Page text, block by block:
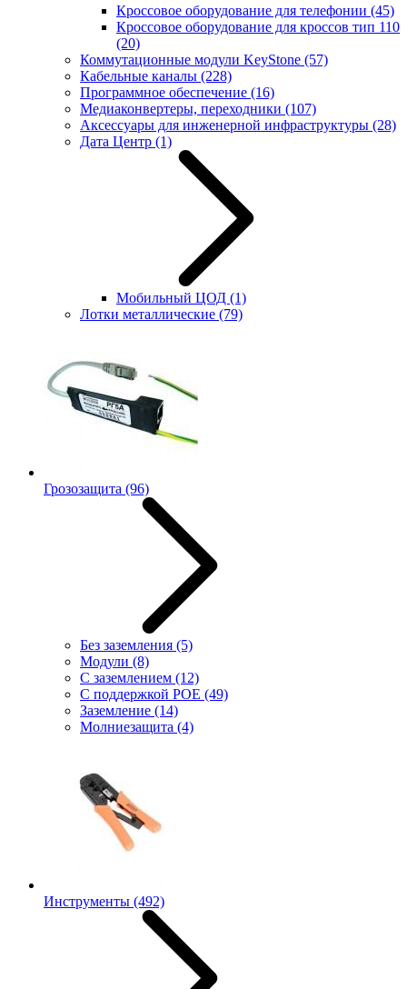
Кроссовое оборудование для телефонии (45)
Кроссовое оборудование для кроссов тип 110
(20)
Коммутационные модули KeyStone (57)
Кабельные каналы (228)
Программное обеспечение (16)
Медиаконвертеры, переходники (107)
Аксессуары для инженерной инфраструктуры (28)
Дата Центр (1)
Мобильный ЦОД (1)
Лотки металлические (79)
Грозозащита (96)
Без заземления (5)
Модули (8)
С заземлением (12)
С поддержкой POE (49)
Заземление (14)
Молниезащита (4)
Инструменты (492)